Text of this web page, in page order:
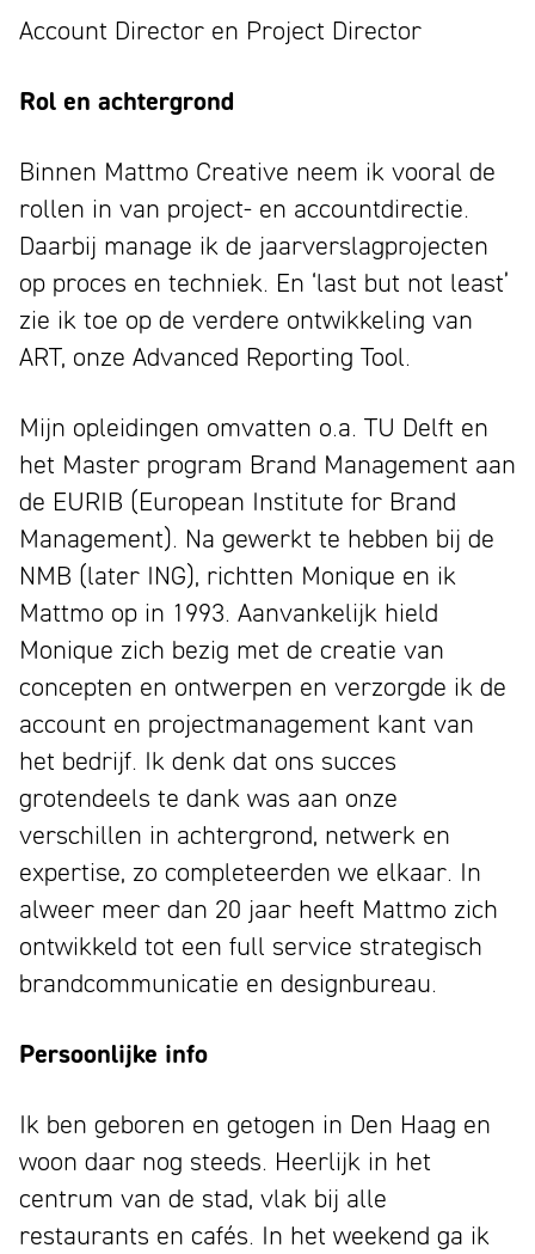
Account Director en Project Director
Rol en achtergrond
Binnen Mattmo Creative neem ik vooral de
rollen in van project- en accountdirectie.
Daarbij manage ik de jaarverslagprojecten
op proces en techniek. En ‘last but not least’
zie ik toe op de verdere ontwikkeling van
ART, onze Advanced Reporting Tool.
Mijn opleidingen omvatten o.a. TU Delft en
het Master program Brand Management aan
de EURIB (European Institute for Brand
Management). Na gewerkt te hebben bij de
NMB (later ING), richtten Monique en ik
Mattmo op in 1993. Aanvankelijk hield
Monique zich bezig met de creatie van
concepten en ontwerpen en verzorgde ik de
account en projectmanagement kant van
het bedrijf. Ik denk dat ons succes
grotendeels te dank was aan onze
verschillen in achtergrond, netwerk en
expertise, zo completeerden we elkaar. In
alweer meer dan 20 jaar heeft Mattmo zich
ontwikkeld tot een full service strategisch
brandcommunicatie en designbureau.
Persoonlijke info
Ik ben geboren en getogen in Den Haag en
woon daar nog steeds. Heerlijk in het
centrum van de stad, vlak bij alle
restaurants en cafés. In het weekend ga ik